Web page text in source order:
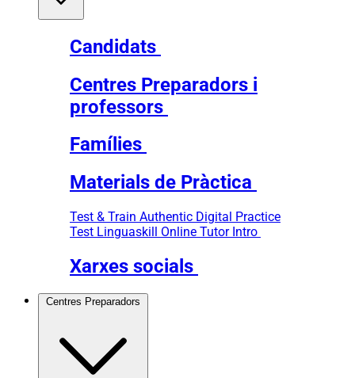
Candidats
Centres Preparadors i
professors
Famílies
Materials de Pràctica
Test & Train Authentic Digital Practice
Test Linguaskill Online Tutor Intro
Xarxes socials